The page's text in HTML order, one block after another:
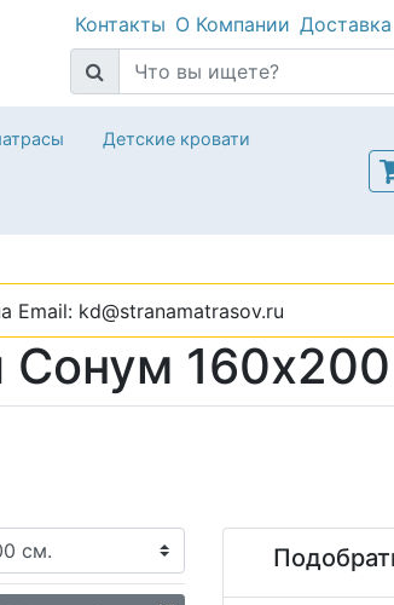
Контакты О Компании Доставка
Детские кровати
Email: kd@stranamatrasov.ru
Сонум 160х200